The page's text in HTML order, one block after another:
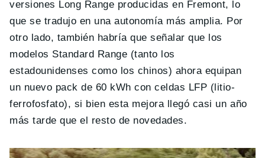
versiones Long Range producidas en Fremont, lo
que se tradujo en una autonomía más amplia. Por
otro lado, también habría que señalar que los
modelos Standard Range (tanto los
estadounidenses como los chinos) ahora equipan
un nuevo pack de 60 kWh con celdas LFP (litio-
ferrofosfato), si bien esta mejora llegó casi un año
más tarde que el resto de novedades.